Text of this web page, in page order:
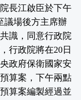
長江啟臣於下午
議場後方主席辦
識，同意行政院
行政院將在20日
政府保衛國家安
算案，下午兩點
算案編製經過並